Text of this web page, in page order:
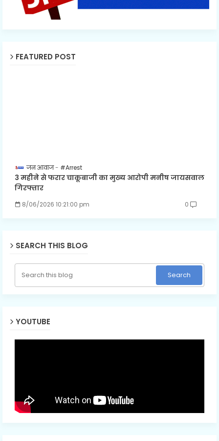
FEATURED POST
जन आवाज #Arrest
3 महीने से फरार चाकूबाजी का मुख्य आरोपी मनीष जायसवाल
गिरफ्तार
8/06/2026 10:21:00 pm 0
SEARCH THIS BLOG
YOUTUBE